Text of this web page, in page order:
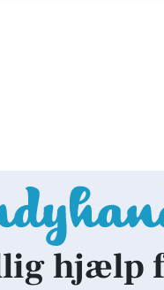
hjælp